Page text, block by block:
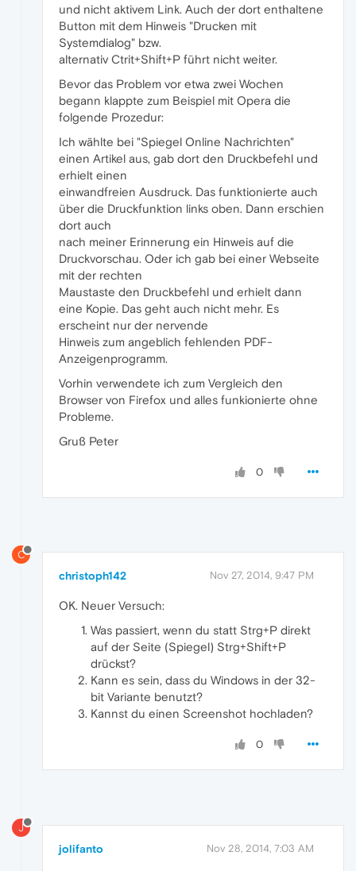
und nicht aktivem Link. Auch der dort enthaltene
Button mit dem Hinweis "Drucken mit
Systemdialog" bzw.
alternativ Ctrit+Shift+P führt nicht weiter.
Bevor das Problem vor etwa zwei Wochen
begann klappte zum Beispiel mit Opera die
folgende Prozedur:
Ich wählte bei "Spiegel Online Nachrichten"
einen Artikel aus, gab dort den Druckbefehl und
erhielt einen
einwandfreien Ausdruck. Das funktionierte auch
über die Druckfunktion links oben. Dann erschien
dort auch
nach meiner Erinnerung ein Hinweis auf die
Druckvorschau. Oder ich gab bei einer Webseite
mit der rechten
Maustaste den Druckbefehl und erhielt dann
eine Kopie. Das geht auch nicht mehr. Es
erscheint nur der nervende
Hinweis zum angeblich fehlenden PDF-
Anzeigenprogramm.
Vorhin verwendete ich zum Vergleich den
Browser von Firefox und alles funkionierte ohne
Probleme.
Gruß Peter
0
C
christoph142 Nov 27, 2014, 9:47 PM
OK. Neuer Versuch:
Was passiert, wenn du statt Strg+P direkt
auf der Seite (Spiegel) Strg+Shift+P
drückst?
Kann es sein, dass du Windows in der 32-
bit Variante benutzt?
Kannst du einen Screenshot hochladen?
0
J
jolifanto Nov 28, 2014, 7:03 AM